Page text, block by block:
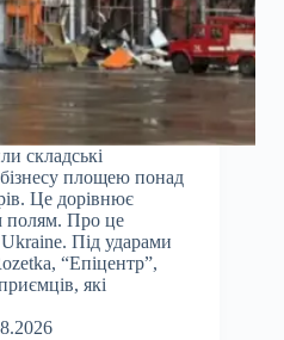
складські
площею понад
Це дорівнює
полям. Про це
Ukraine. Під ударами
“Епіцентр”,
які